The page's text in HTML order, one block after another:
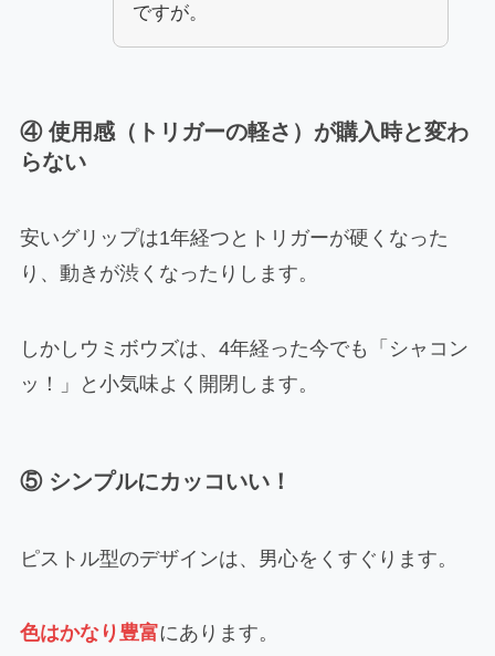
ですが。
④ 使用感（トリガーの軽さ）が購入時と変わ
らない
安いグリップは1年経つとトリガーが硬くなった
り、動きが渋くなったりします。
しかしウミボウズは、4年経った今でも「シャコン
ッ！」と小気味よく開閉します。
⑤ シンプルにカッコいい！
ピストル型のデザインは、男心をくすぐります。
色はかなり豊富にあります。